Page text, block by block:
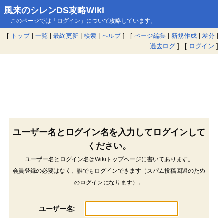
風来のシレンDS攻略Wiki
このページでは「ログイン」について攻略しています。
[ トップ| 一覧 | 最終更新 | 検索 | ヘルプ] [ ページ編集 | 新規作成 | 差分 |
過去ログ ] [ ログイン ]
ユーザー名とログイン名を入力してログインして
ください。
ユーザー名とログイン名はWikiトップページに書いてあります。
会員登録の必要はなく、誰でもログインできます（スパム投稿回避のため
のログインになります）。
ユーザー名: